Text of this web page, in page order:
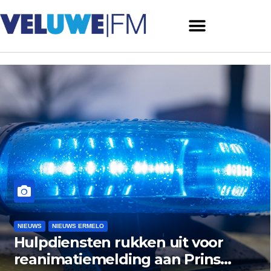
rukken uit voor
aan Prins
NIEUWS
Museum
zoekt